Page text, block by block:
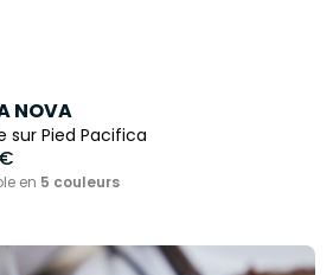
NOVA
sur Pied Pacifica
en 5 couleurs